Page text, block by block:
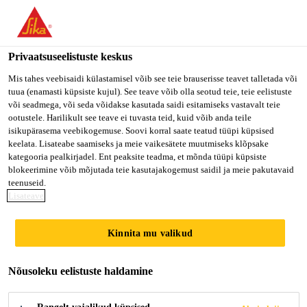
You are accessing "Sika Estonia OÜ", it seems you are accessing
it from "Ameerika Ühendriigid". We have a dedicated website for
your country.
TO SIKA
USA
STAY ON SIKA
ESTONIA OÜ
VALI
RIIK
Sika Estonia OÜ
OSNABRÜCKER
LEICHTBAUTAGE
Tööstus Sündmused Osnabrücker Leichtbautage
07/07/2020 - 08/07/2020
Kaasaegne kerge disain Põllumajandus masinad.
Lisateavet leiateHochschule Osnabrücki
rakendusteaduste ülikoolist.
Privaatsuseelistuste keskus
Mis tahes veebisaidi külastamisel võib see teie brauserisse teavet talletada või
tuua (enamasti küpsiste kujul). See teave võib olla seotud teie, teie eelistuste
või seadmega, või seda võidakse kasutada saidi esitamiseks vastavalt teie
ootustele. Harilikult see teave ei tuvasta teid, kuid võib anda teile
isikupärasema veebikogemuse. Soovi korral saate teatud tüüpi küpsised
keelata. Lisateabe saamiseks ja meie vaikesätete muutmiseks klõpsake
kategooria pealkirjadel. Ent peaksite teadma, et mõnda tüüpi küpsiste
blokeerimine võib mõjutada teie kasutajakogemust saidil ja meie pakutavaid
teenuseid.
Lisateave
Kinnita mu valikud
Nõusoleku eelistuste haldamine